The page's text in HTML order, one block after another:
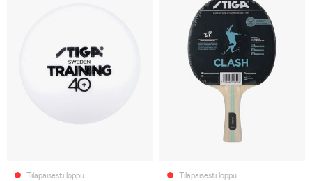
Tilapäisesti loppu Tilapäisesti loppu